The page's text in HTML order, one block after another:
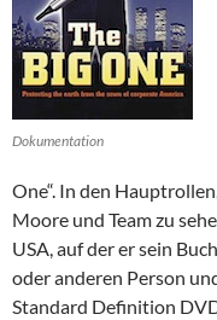
Dokumentation
One“. In den
Moore und Team zu
USA, auf der er sein
oder anderen Person
Standard Definition